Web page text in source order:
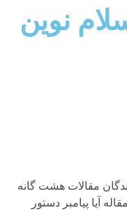
نوین
مقالات هشت گانه
شده در سایت ملی-مذهبی ۲- مقاله آیا پیامبر دستور